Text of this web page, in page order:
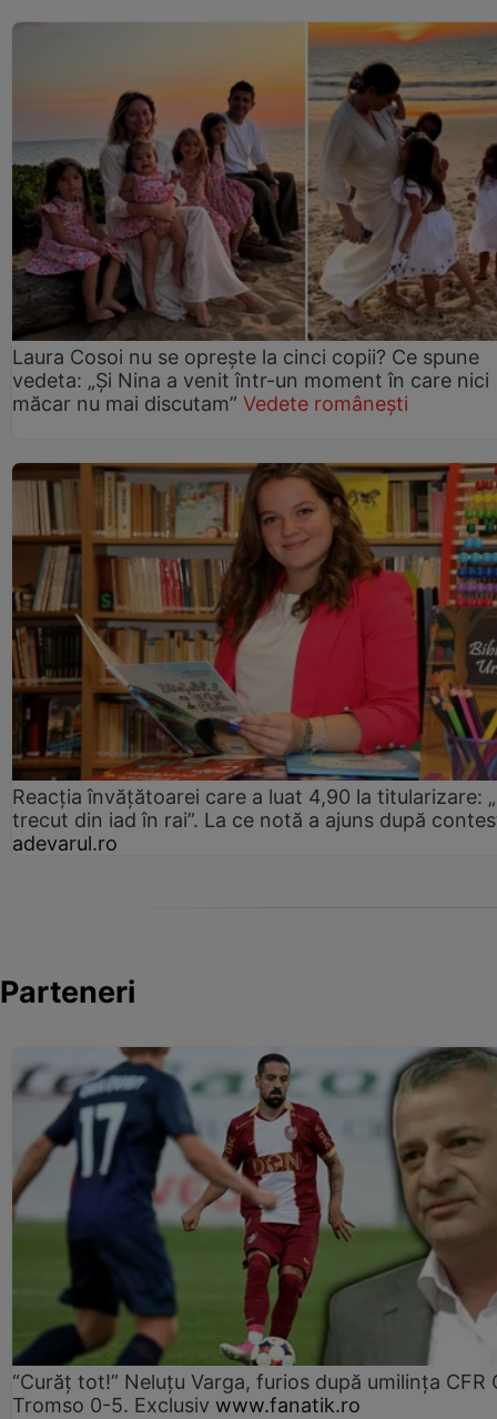
Laura Cosoi nu se oprește la cinci copii? Ce spune
vedeta: „Și Nina a venit într-un moment în care nici
măcar nu mai discutam” Vedete românești
Reacția învățătoarei care a luat 4,90 la titularizare:
trecut din iad în rai”. La ce notă a ajuns după
adevarul.ro
Parteneri
“Curăț tot!” Neluțu Varga, furios după umilința CFR
Tromso 0-5. Exclusiv www.fanatik.ro